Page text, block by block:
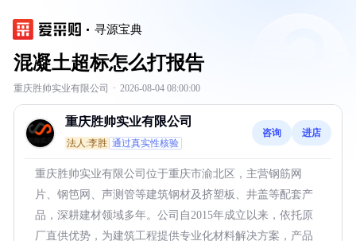
寻源宝典
混凝土超标怎么打报告
重庆胜帅实业有限公司 · 2026-08-04 08:00:00
重庆胜帅实业有限公司
法人:李胜 通过真实性核验
咨询 进店
重庆胜帅实业有限公司位于重庆市渝北区，主营钢筋网
片、钢笆网、声测管等建筑钢材及挤塑板、井盖等配套产
品，深耕建材领域多年。公司自2015年成立以来，依托原
厂直供优势，为建筑工程提供专业化材料解决方案，产品